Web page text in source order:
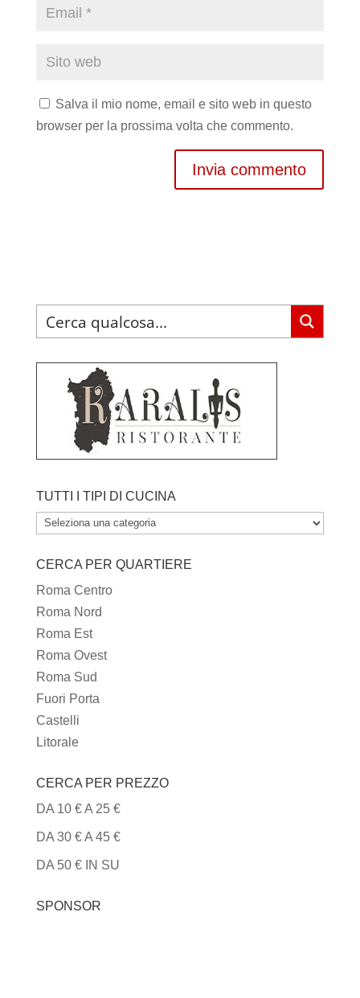
Salva il mio nome, email e sito web in questo
browser per la prossima volta che commento.
TUTTI I TIPI DI CUCINA
TUTTI
TIPI
DI
CUCINA
CERCA PER QUARTIERE
Roma Centro
Roma Nord
Roma Est
Roma Ovest
Roma Sud
Fuori Porta
Castelli
Litorale
CERCA PER PREZZO
DA 10 € A 25 €
DA 30 € A 45 €
DA 50 € IN SU
SPONSOR